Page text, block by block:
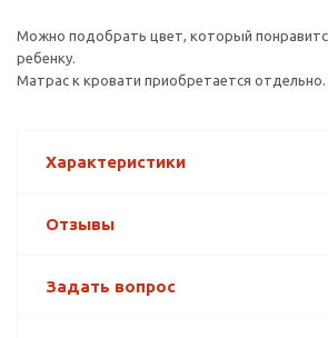
Можно подобрать цвет, который
ребенку.
Матрас к кровати приобретается отдельно.
Характеристики
Отзывы
Задать вопрос